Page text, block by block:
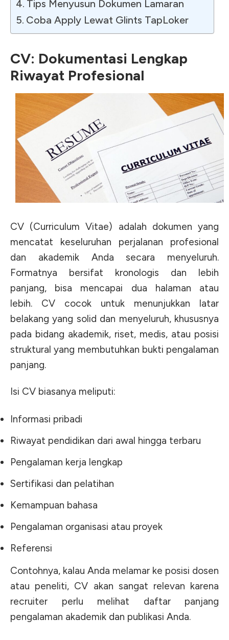
Tips Menyusun Dokumen Lamaran
Coba Apply Lewat Glints TapLoker
CV: Dokumentasi Lengkap
Riwayat Profesional
CV (Curriculum Vitae) adalah dokumen yang
mencatat keseluruhan perjalanan profesional
dan akademik Anda secara menyeluruh.
Formatnya bersifat kronologis dan lebih
panjang, bisa mencapai dua halaman atau
lebih. CV cocok untuk menunjukkan latar
belakang yang solid dan menyeluruh, khususnya
pada bidang akademik, riset, medis, atau posisi
struktural yang membutuhkan bukti pengalaman
panjang.
Isi CV biasanya meliputi:
Informasi pribadi
Riwayat pendidikan dari awal hingga terbaru
Pengalaman kerja lengkap
Sertifikasi dan pelatihan
Kemampuan bahasa
Pengalaman organisasi atau proyek
Referensi
Contohnya, kalau Anda melamar ke posisi dosen
atau peneliti, CV akan sangat relevan karena
recruiter perlu melihat daftar panjang
pengalaman akademik dan publikasi Anda.